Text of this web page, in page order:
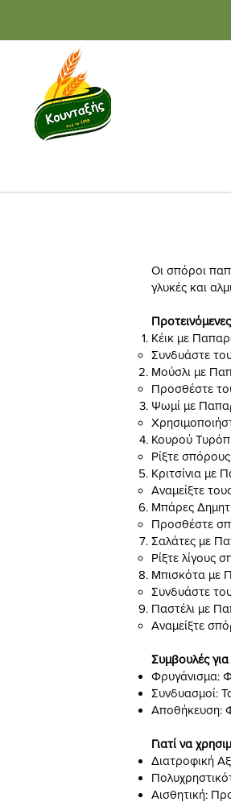
Οι σπόροι
γλυκές και
Κέικ με
Συνδυάστε
Μούσλι με
Προσθέστε
Ψωμί με
Κουρού
Ρίξτε
Κριτσίνια με
Αναμείξτε
Μπάρες
Προσθέστε
Σαλάτες με
Ρίξτε λίγους
Μπισκότα με
Συνδυάστε
Παστέλι με
Αναμείξτε
Συμβουλές
Φρυγάνισμα:
Συνδυασμοί:
Αποθήκευση:
Γιατί να
Διατροφική
Αισθητική: